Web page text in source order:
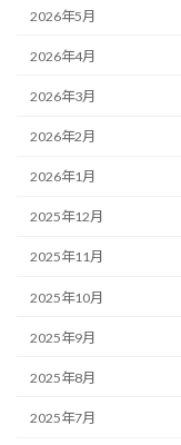
2026年5月
2026年4月
2026年3月
2026年2月
2026年1月
2025年12月
2025年11月
2025年10月
2025年9月
2025年8月
2025年7月